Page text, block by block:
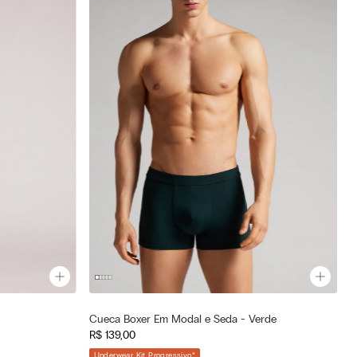
Cor selecionada
Verde - 132j - Verde Scuro
Tamanho selecionado—
Cueca Boxer Em Modal e Seda - Verde
R$ 139,00